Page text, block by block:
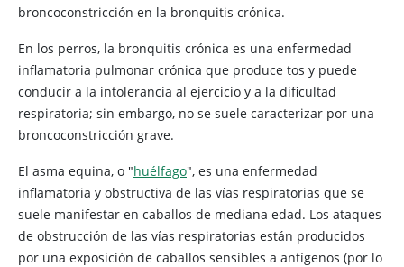
broncoconstricción en la bronquitis crónica.
En los perros, la bronquitis crónica es una enfermedad
inflamatoria pulmonar crónica que produce tos y puede
conducir a la intolerancia al ejercicio y a la dificultad
respiratoria; sin embargo, no se suele caracterizar por una
broncoconstricción grave.
El asma equina, o "huélfago", es una enfermedad
inflamatoria y obstructiva de las vías respiratorias que se
suele manifestar en caballos de mediana edad. Los ataques
de obstrucción de las vías respiratorias están producidos
por una exposición de caballos sensibles a antígenos (por lo